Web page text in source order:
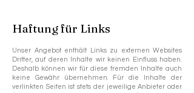
Haftung für Links
Unser Angebot enthält Links zu externen Websites
Dritter, auf deren Inhalte wir keinen Einfluss haben.
Deshalb können wir für diese fremden Inhalte auch
keine Gewähr übernehmen. Für die Inhalte der
verlinkten Seiten ist stets der jeweilige Anbieter oder